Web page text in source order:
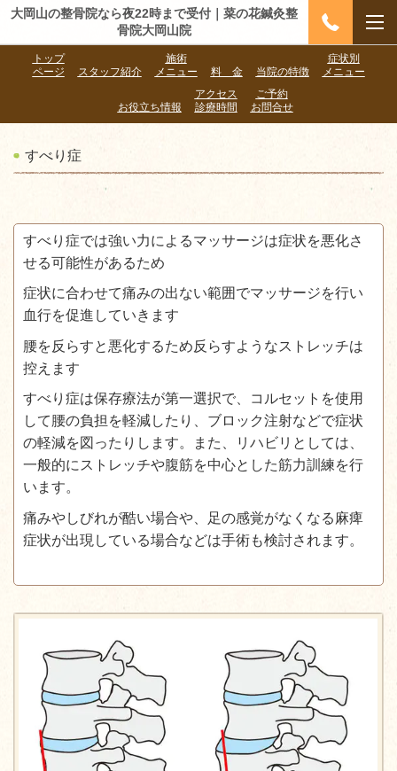
大岡山の整骨院なら夜22時まで受付｜菜の花鍼灸整
骨院大岡山院
トップ
ページ
スタッフ紹介
施術
メニュー
料 金 当院の特徴
症状別
メニュー
お役立ち情報
アクセス
診療時間
ご予約
お問合せ
すべり症
すべり症では強い力によるマッサージは症状を悪化さ
せる可能性があるため
症状に合わせて痛みの出ない範囲でマッサージを行い
血行を促進していきます
腰を反らすと悪化するため反らすようなストレッチは
控えます
すべり症は保存療法が第一選択で、コルセットを使用
して腰の負担を軽減したり、ブロック注射などで症状
の軽減を図ったりします。また、リハビリとしては、
一般的にストレッチや腹筋を中心とした筋力訓練を行
います。
痛みやしびれが酷い場合や、足の感覚がなくなる麻痺
症状が出現している場合などは手術も検討されます。